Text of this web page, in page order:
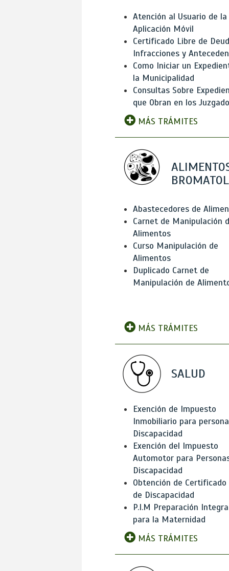
Atención al Usuario de la
Aplicación Móvil
Certificado Libre de
Infracciones y
Como Iniciar un
la Municipalidad
Consultas Sobre
que Obran en los
MÁS TRÁMITES
Abastecedores de
Carnet de Manipulación
Alimentos
Curso Manipulación de
Alimentos
Duplicado Carnet de
Manipulación de
MÁS TRÁMITES
SALUD
Exención de Impuesto
Inmobiliario para
Discapacidad
Exención del Impuesto
Automotor para
Discapacidad
Obtención de Certificado
de Discapacidad
P.I.M Preparación
para la Maternidad
MÁS TRÁMITES